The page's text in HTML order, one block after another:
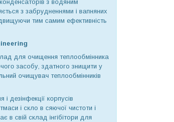
з водяним
з забрудненнями і вапняних
тим самим ефективність
для очищення теплообмінника
засобу, здатного знищити у
очищувач теплообмінників
дезінфекції корпусів
і скло в сяючої чистоти і
в свій склад інгібітори для